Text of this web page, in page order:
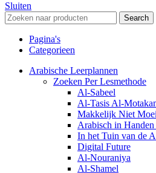
Sluiten
Search
Pagina's
Categorieen
Arabische Leerplannen
Zoeken Per Lesmethode
Al-Sabeel
Al-Tasis Al-
Makkelijk Niet
Arabisch in
In het Tuin van de
Digital Future
Al-Nouraniya
Al-Shamel